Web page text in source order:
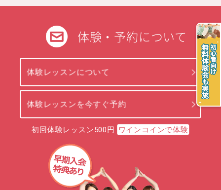
体験・予約について
体験レッスンについて
体験レッスンを今すぐ予約
初回体験レッスン500円 ワインコインで体験